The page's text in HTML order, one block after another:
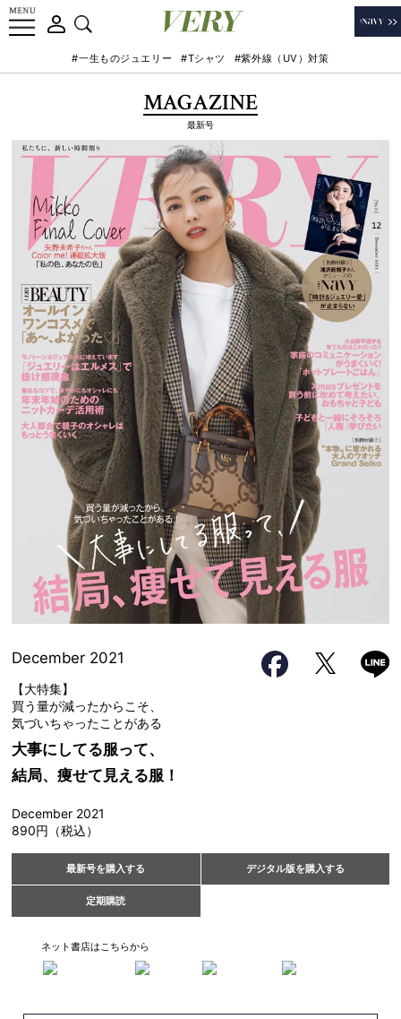
#一生ものジュエリー #Tシャツ #紫外線（UV）対策
MAGAZINE
最新号
December 2021
【大特集】
買う量が減ったからこそ、
気づいちゃったことがある
大事にしてる服って、
結局、痩せて見える服！
December 2021
890円（税込）
最新号を購入する デジタル版を購入する
定期購読
ネット書店はこちらから